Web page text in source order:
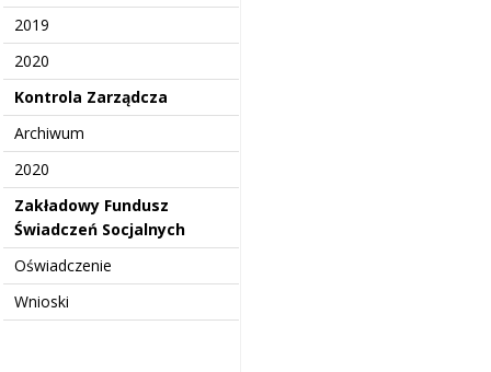
2019
2020
Kontrola Zarządcza
Archiwum
2020
Zakładowy Fundusz
Świadczeń Socjalnych
Oświadczenie
Wnioski